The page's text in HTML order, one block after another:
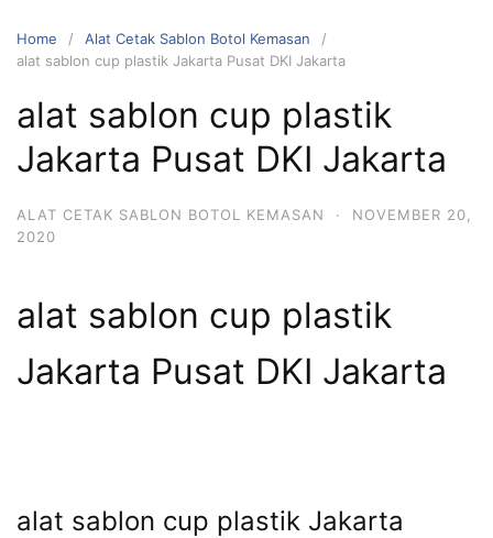
Home
Alat Cetak Sablon Botol Kemasan
alat sablon cup plastik Jakarta Pusat DKI Jakarta
alat sablon cup plastik
Jakarta Pusat DKI Jakarta
ALAT CETAK SABLON BOTOL KEMASAN ·
NOVEMBER 20,
2020
alat sablon cup plastik
Jakarta Pusat DKI Jakarta
alat sablon cup plastik Jakarta